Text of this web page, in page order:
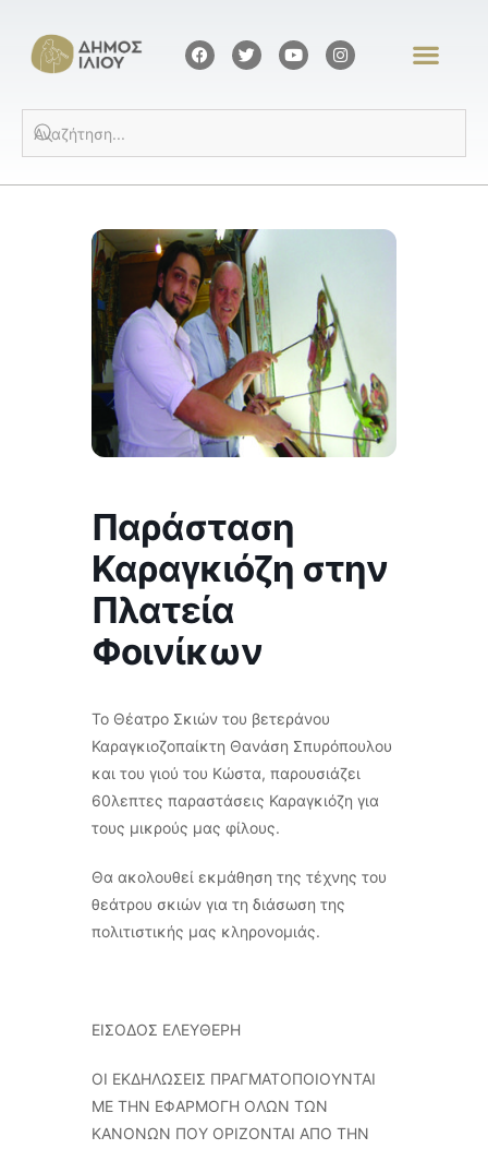
Παράσταση
Καραγκιόζη στην
Πλατεία
Φοινίκων
Το Θέατρο Σκιών του βετεράνου
Καραγκιοζοπαίκτη Θανάση Σπυρόπουλου
και του γιού του Κώστα, παρουσιάζει
60λεπτες παραστάσεις Καραγκιόζη για
τους μικρούς μας φίλους.
Θα ακολουθεί εκμάθηση της τέχνης του
θεάτρου σκιών για τη διάσωση της
πολιτιστικής μας κληρονομιάς.
ΕΙΣΟΔΟΣ ΕΛΕΥΘΕΡΗ
ΟΙ ΕΚΔΗΛΩΣΕΙΣ ΠΡΑΓΜΑΤΟΠΟΙΟΥΝΤΑΙ
ΜΕ ΤΗΝ ΕΦΑΡΜΟΓΗ ΟΛΩΝ ΤΩΝ
ΚΑΝΟΝΩΝ ΠΟΥ ΟΡΙΖΟΝΤΑΙ ΑΠΟ ΤΗΝ